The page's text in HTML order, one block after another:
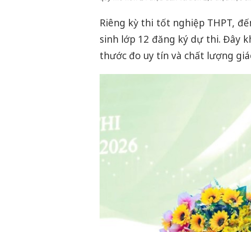
Riêng kỳ thi tốt nghiệp THPT,
sinh lớp 12 đăng ký dự thi. Đây
thước đo uy tín và chất lượng